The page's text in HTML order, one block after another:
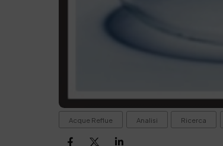
Acque Reflue Analisi Ricerca